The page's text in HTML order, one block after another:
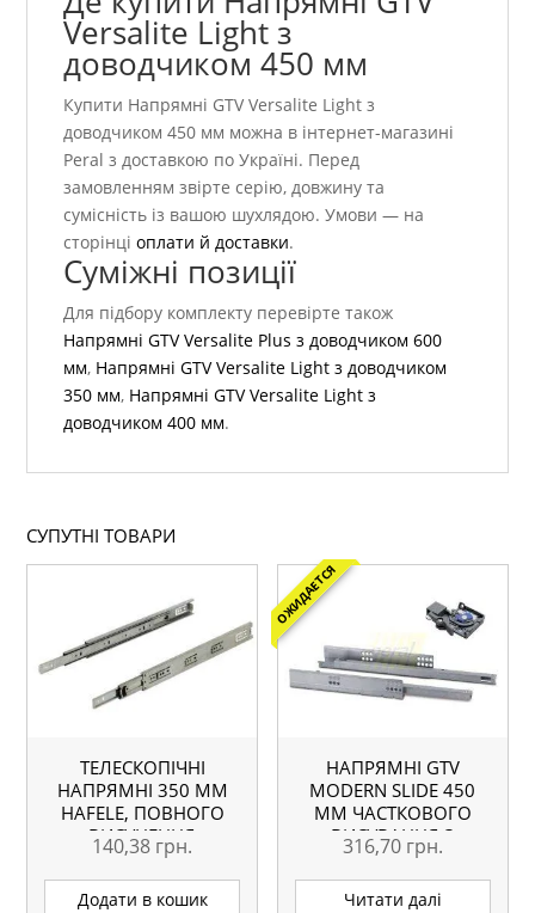
Versalite Light з
доводчиком 450 мм
Купити Напрямні GTV Versalite Light з
доводчиком 450 мм можна в інтернет-магазині
Peral з доставкою по Україні. Перед
замовленням звірте серію, довжину та
сумісність із вашою шухлядою. Умови — на
сторінціоплати й доставки.
Суміжні позиції
Для підбору комплекту перевірте також
Напрямні GTV Versalite Plus з доводчиком 600
мм, Напрямні GTV Versalite Light з доводчиком
350 мм, Напрямні GTV Versalite Light з
доводчиком 400 мм.
СУПУТНІ ТОВАРИ
ТЕЛЕСКОПІЧНІ
НАПРЯМНІ 350 ММ
HAFELE, ПОВНОГО
ВИСУНЕННЯ
140,38 грн.
Додати в кошик
ОЖИДАЕТСЯ
НАПРЯМНІ GTV
MODERN SLIDE 450
ММ ЧАСТКОВОГО
ВИСУВАННЯ З
ДОВОДЧИКОМ ПІД 18
ММ
316,70 грн.
Читати далі